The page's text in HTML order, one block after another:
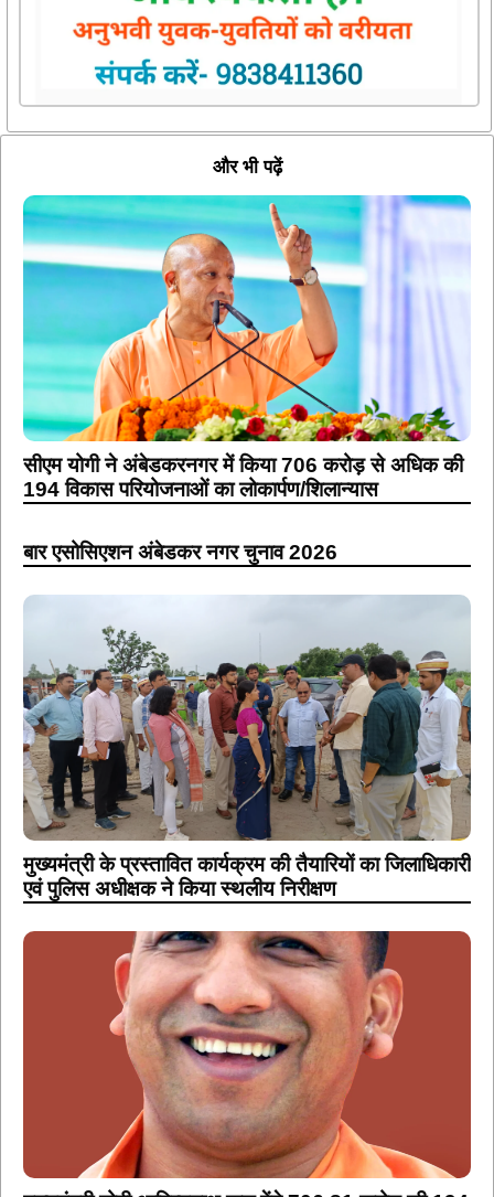
और भी पढ़ें
सीएम योगी ने अंबेडकरनगर में किया 706 करोड़ से अधिक की
194 विकास परियोजनाओं का लोकार्पण/शिलान्यास
बार एसोसिएशन अंबेडकर नगर चुनाव 2026
मुख्यमंत्री के प्रस्तावित कार्यक्रम की तैयारियों का जिलाधिकारी
एवं पुलिस अधीक्षक ने किया स्थलीय निरीक्षण